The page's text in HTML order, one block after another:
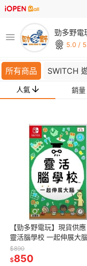
勁多野電
5.0 /
所有商品 SWITCH
人氣 銷量
【勁多野電玩】現貨供
靈活腦學校 一起伸展大
版
$890
$850